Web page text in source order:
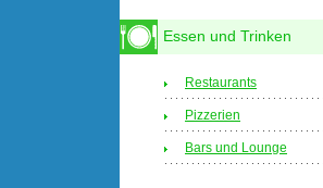
Essen und Trinken
Restaurants
Pizzerien
Bars und Lounge